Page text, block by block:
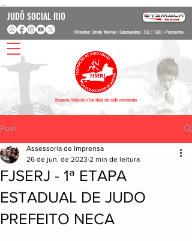
JUDÔ SOCIAL RIO
Filiados: Onde Treinar| Graduados | CE | TJD | Parceiros
Respeito, Inclusão e Equidade em cada movimento
Post
FJSERJ - 1ª ETAPA
ESTADUAL DE JUDO
PREFEITO NECA
Assessoria de Imprensa
26 de jun. de 2023 2 min de leitura